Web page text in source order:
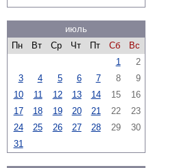
июль
Пн
Вт Ср Чт Пт Сб
Вс
1
2
3
4 5 6 7 8
9
10
11 12 13 14 15
16
17
18 19 20 21 22
23
24
25 26 27 28 29
30
31